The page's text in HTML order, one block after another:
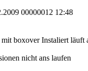
00000012 12:48
boxover Instaliert
nicht ans laufen